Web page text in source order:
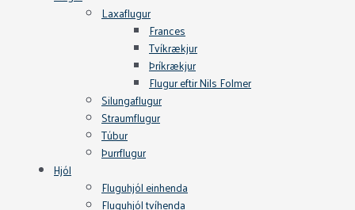
Laxaflugur
Frances
Tvíkrækjur
Þríkrækjur
Flugur eftir Nils Folmer
Silungaflugur
Straumflugur
Túbur
Þurrflugur
Hjól
Fluguhjól einhenda
Fluguhjól tvíhenda